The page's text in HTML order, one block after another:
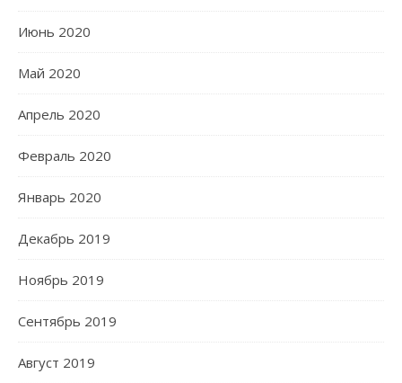
Июнь 2020
Май 2020
Апрель 2020
Февраль 2020
Январь 2020
Декабрь 2019
Ноябрь 2019
Сентябрь 2019
Август 2019